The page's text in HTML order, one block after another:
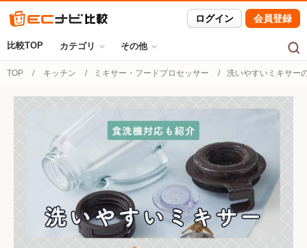
ログイン 会員登録
比較TOP カテゴリ その他
TOP キッチン ミキサー・フードプロセッサー 洗いやすいミキサー